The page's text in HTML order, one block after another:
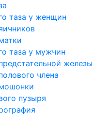
таза у женщин
таза у мужчин
железы
члена
пузыря